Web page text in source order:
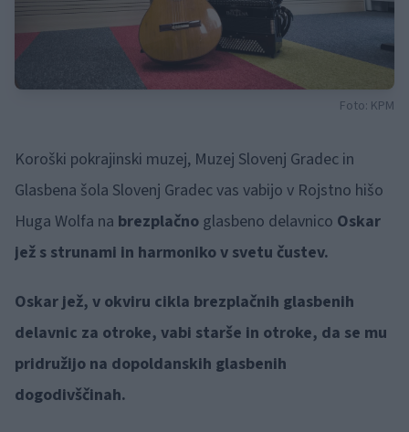
Foto: KPM
Koroški pokrajinski muzej, Muzej Slovenj Gradec in
Glasbena šola Slovenj Gradec vas vabijo v Rojstno hišo
Huga Wolfa na brezplačno glasbeno delavnico Oskar
jež s strunami in harmoniko v svetu čustev.
Oskar jež, v okviru cikla brezplačnih glasbenih
delavnic za otroke, vabi starše in otroke, da se mu
pridružijo na dopoldanskih glasbenih
dogodivščinah.